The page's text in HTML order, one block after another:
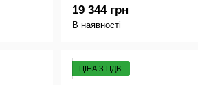
19 344 грн
В наявності
ЦІНА З ПДВ